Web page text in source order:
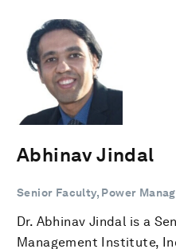
Abhinav Jindal
Senior Faculty, Power
Dr. Abhinav Jindal is a
Management Institute,